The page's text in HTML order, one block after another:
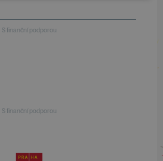
S finanční podporou
S finanční podporou